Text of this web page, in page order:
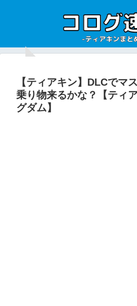
【ティアキン】DLCでマ
乗り物来るかな？【ティ
グダム】